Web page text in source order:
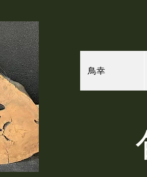
鳥幸